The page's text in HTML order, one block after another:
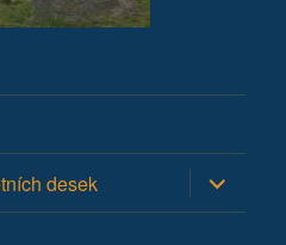
desek Zobrazit
položky